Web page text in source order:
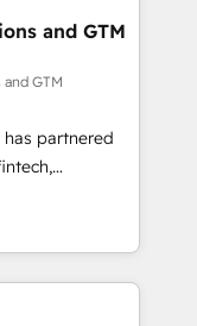
solutions
and
Impact
HubSpot
team:
and GTM
GTM
partnered
With
scalable
challenges.